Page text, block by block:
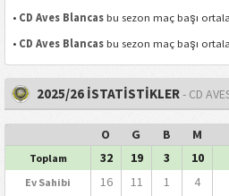
• CD Aves Blancas bu sezon maç başı
• CD Aves Blancas bu sezon maç başı
2025/26 İSTATİSTİKLER- CD
O G B M
Toplam 32 19 3 10
Ev Sahibi 16 11 1 4